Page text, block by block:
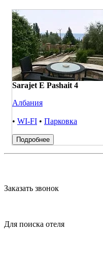
Sarajet E Pashait 4
Албания
• WI-FI • Парковка
Подробнее
Заказать звонок
Для поиска отеля